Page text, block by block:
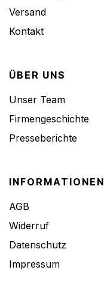
Versand
Kontakt
ÜBER UNS
Unser Team
Firmengeschichte
Presseberichte
INFORMATIONEN
AGB
Widerruf
Datenschutz
Impressum